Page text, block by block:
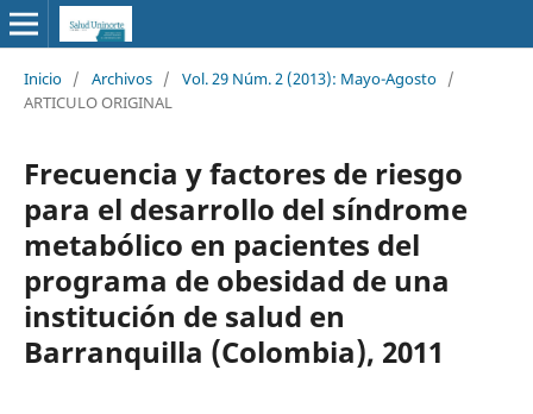
Inicio / Archivos / Vol. 29 Núm. 2 (2013): Mayo-Agosto /
ARTICULO ORIGINAL
Frecuencia y factores de riesgo
para el desarrollo del síndrome
metabólico en pacientes del
programa de obesidad de una
institución de salud en
Barranquilla (Colombia), 2011